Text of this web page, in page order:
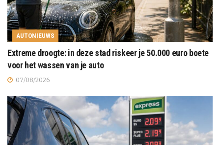
AUTONIEUWS
Extreme droogte: in deze stad riskeer je 50.000 euro boete
voor het wassen van je auto
07/08/2026